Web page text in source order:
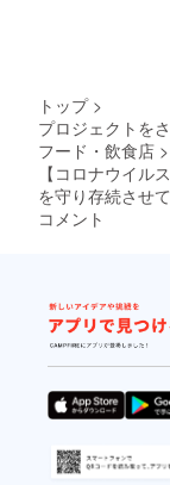
トップ >
プロジェクトを
フード・飲食店 >
【コロナウイル
を守り存続させ
コメント